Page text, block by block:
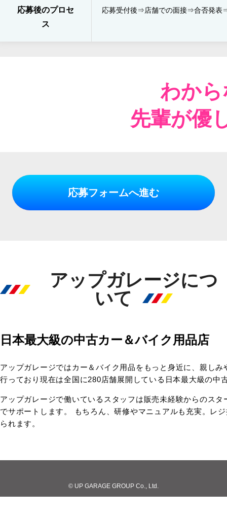
応募後のプロセ
ス
応募受付後⇒​店舗での面接⇒​合否発表​
わか
先輩が優
応募フォームへ進む
アップガレージにつ
いて
日本最大級の中古カー＆バイク用品店
アップガレージではカー＆バイク用品をもっと身近に、親し
行っており現在は全国に280店舗展開している日本最大級の中
アップガレージで働いているスタッフは販売未経験からのス
でサポートします。 もちろん、研修やマニュアルも充実。レ
られます。
© UP GARAGE GROUP Co., Ltd.